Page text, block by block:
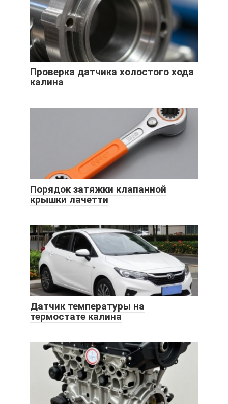
Проверка датчика холостого хода
калина
Порядок затяжки клапанной
крышки лачетти
Датчик температуры на
термостате калина